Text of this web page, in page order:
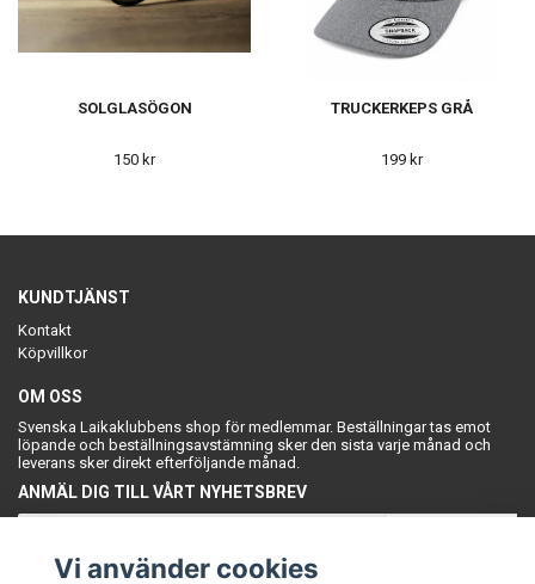
SOLGLASÖGON
150 kr
TRUCKERKEPS GRÅ
199 kr
KUNDTJÄNST
Kontakt
Köpvillkor
OM OSS
Svenska Laikaklubbens shop för medlemmar. Beställningar tas emot
löpande och beställningsavstämning sker den sista varje månad och
leverans sker direkt efterföljande månad.
ANMÄL DIG TILL VÅRT NYHETSBREV
Vi använder cookies